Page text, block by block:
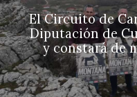
El Circuito de
Diputación de
y constará de